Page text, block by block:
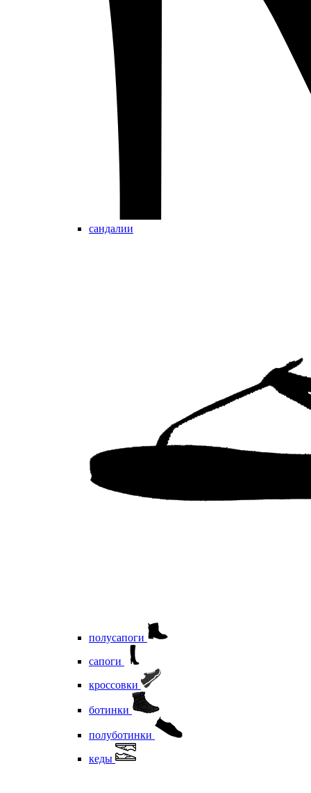
сандалии
полусапоги
сапоги
кроссовки
ботинки
полуботинки
кеды